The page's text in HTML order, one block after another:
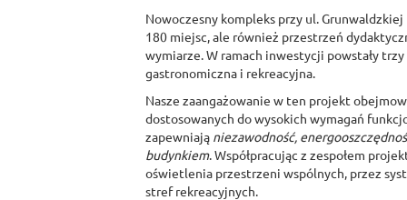
Nowoczesny kompleks przy ul.
180 miejsc, ale również przestrzeń
wymiarze. W ramach inwestycji powstały
gastronomiczna i rekreacyjna.
Nasze zaangażowanie w ten projekt
dostosowanych do wysokich wymagań
zapewniają niezawodność,
budynkiem. Współpracując z zespołem
oświetlenia przestrzeni wspólnych, przez
stref rekreacyjnych.